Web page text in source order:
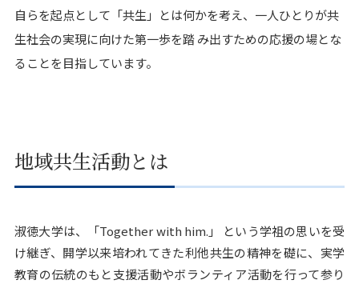
自らを起点として「共生」とは何かを考え、一人ひとりが共
生社会の実現に向けた第一歩を踏 み出すための応援の場とな
ることを目指しています。
地域共生活動とは
淑徳大学は、「Together with him.」 という学祖の思いを受
け継ぎ、開学以来培われてきた利他共生の精神を礎に、実学
教育の伝統のもと支援活動やボランティア活動を行って参り